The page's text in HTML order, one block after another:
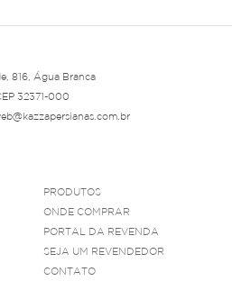
816, Água Branca
32371-000
PRODUTOS
ONDE COMPRAR
PORTAL DA REVENDA
SEJA UM REVENDEDOR
CONTATO